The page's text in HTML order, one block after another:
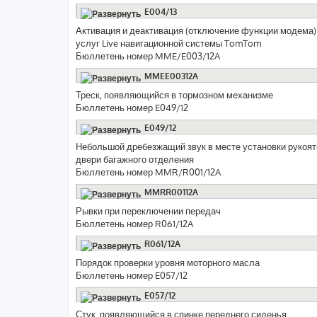
E004/13
Активация и деактивация (отключение функции модема)
услуг Live навигационной системы TomTom
Бюллетень номер MME/E003/12A
MMEE00312A
Треск, появляющийся в тормозном механизме
Бюллетень номер E049/12
E049/12
Небольшой дребезжащий звук в месте установки
двери багажного отделения
Бюллетень номер MMR/R001/12A
MMRR00112A
Рывки при переключении передач
Бюллетень номер R061/12A
R061/12A
Порядок проверки уровня моторного масла
Бюллетень номер E057/12
E057/12
Стук, появляющийся в спинке переднего сиденья